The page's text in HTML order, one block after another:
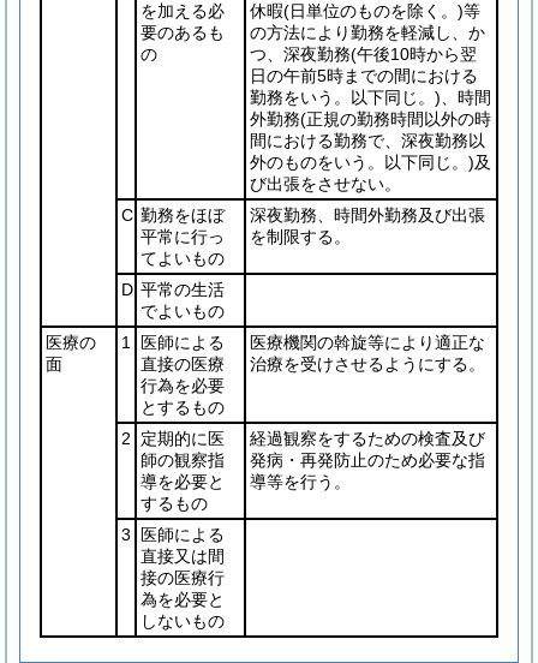
を加える必
要のあるも
の
休暇(日単位のものを除く。)等
の方法により勤務を軽減し、か
つ、深夜勤務(午後10時から翌
日の午前5時までの間における
勤務をいう。以下同じ。) 、時間
外勤務(正規の勤務時間以外の時
間における勤務で、深夜勤務以
外のものをいう。以下同じ。)及
び出張をさせない。
C 勤務をほぼ
平常に行っ
てよいもの
深夜勤務、時間外勤務及び出張
を制限する。
D 平常の生活
でよいもの
医療の
面
1
医師による
直接の医療
行為を必要
とするもの
医療機関の斡旋等により適正な
治療を受けさせるようにする。
2
定期的に医
師の観察指
導を必要と
するもの
経過観察をするための検査及び
発病・再発防止のため必要な指
導等を行う。
3
医師による
直接又は間
接の医療行
為を必要と
しないもの